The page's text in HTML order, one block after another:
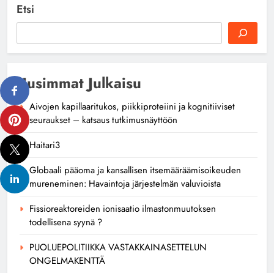
Etsi
Uusimmat Julkaisu
Aivojen kapillaaritukos, piikkiproteiini ja kognitiiviset
seuraukset – katsaus tutkimusnäyttöön
Haitari3
Globaali pääoma ja kansallisen itsemääräämisoikeuden
mureneminen: Havaintoja järjestelmän valuvioista
Fissioreaktoreiden ionisaatio ilmastonmuutoksen
todellisena syynä ?
PUOLUEPOLITIIKKA VASTAKKAINASETTELUN
ONGELMAKENTTÄ